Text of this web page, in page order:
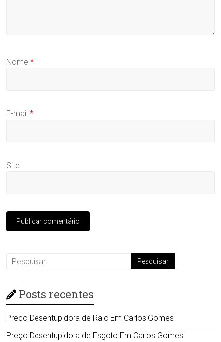
Nome*
E-mail*
Site
Posts recentes
Preço Desentupidora de Ralo Em Carlos Gomes
Preço Desentupidora de Esgoto Em Carlos Gomes